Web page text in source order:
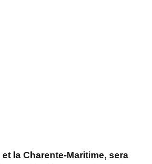
la Charente-Maritime, sera